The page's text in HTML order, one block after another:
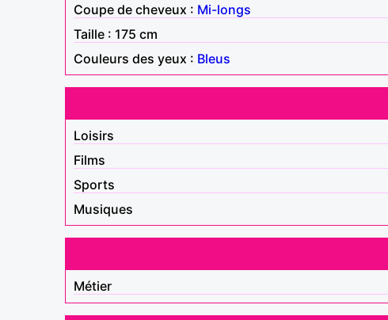
Coupe de cheveux : Mi-longs
Taille : 175 cm
Couleurs des yeux : Bleus
Loisirs
Films
Sports
Musiques
Métier